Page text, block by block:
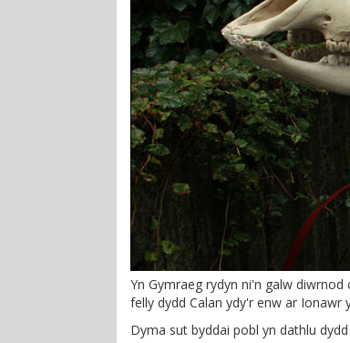
Yn Gymraeg rydyn ni'n galw
felly dydd Calan ydy'r enw ar Ionawr
Dyma sut byddai pobl yn dathlu